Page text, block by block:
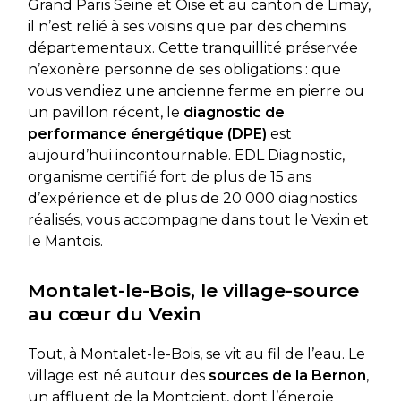
Grand Paris Seine et Oise et au canton de Limay,
il n’est relié à ses voisins que par des chemins
départementaux. Cette tranquillité préservée
n’exonère personne de ses obligations : que
vous vendiez une ancienne ferme en pierre ou
un pavillon récent, le diagnostic de
performance énergétique (DPE) est
aujourd’hui incontournable. EDL Diagnostic,
organisme certifié fort de plus de 15 ans
d’expérience et de plus de 20 000 diagnostics
réalisés, vous accompagne dans tout le Vexin et
le Mantois.
Montalet-le-Bois, le village-source
au cœur du Vexin
Tout, à Montalet-le-Bois, se vit au fil de l’eau. Le
village est né autour des sources de la Bernon,
un affluent de la Montcient, dont l’énergie